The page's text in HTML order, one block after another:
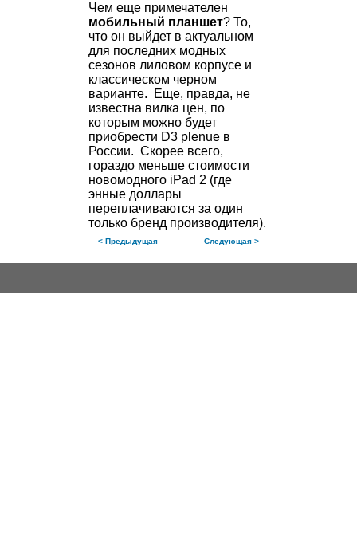
Чем еще примечателен
мобильный планшет? То,
что он выйдет в актуальном
для последних модных
сезонов лиловом корпусе и
классическом черном
варианте. Еще, правда, не
известна вилка цен, по
которым можно будет
приобрести D3 plenue в
России. Скорее всего,
гораздо меньше стоимости
новомодного iPad 2 (где
энные доллары
переплачиваются за один
только бренд производителя).
< Предыдущая Следующая >